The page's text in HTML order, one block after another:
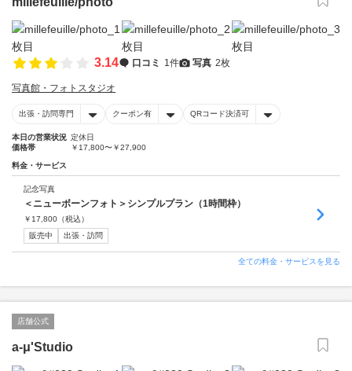
3.14 口コミ 1件 写真 2枚
写真館・フォトスタジオ
出張・訪問専門 クーポン有 QRコード決済可
本日の営業状況 定休日
価格帯
￥17,800〜￥27,900
料金・サービス
記念写真
＜ニューボーンフォト＞シンプルプラン（1時間枠）
￥ 17,800 （税込）
販売中
出張・訪問
全ての料金・サービスを見る
店舗公式
a-μ'Studio